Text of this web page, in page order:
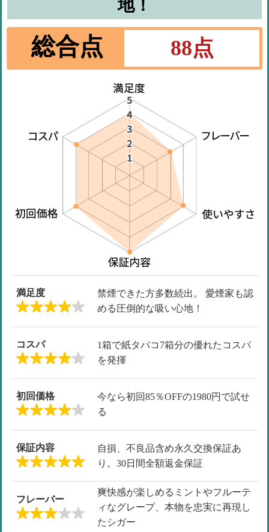
地！
総合点 88点
満足度
禁煙できた方多数続出。 愛煙家も認
める圧倒的な吸い心地！
コスパ
1箱で紙タバコ7箱分の優れたコスパ
を発揮
初回価格
今なら初回85％OFFの1980円で試せ
る
保証内容
自損、不良品含め永久交換保証あ
り。30日間全額返金保証
フレーバー
爽快感が楽しめるミントやフルーテ
ィなグレープ、本物を忠実に再現し
たシガー